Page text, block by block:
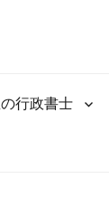
行政書士